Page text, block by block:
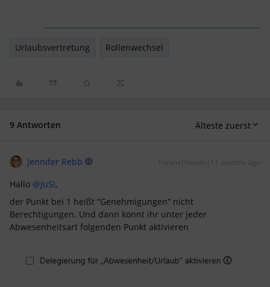
Urlaubsvertretung Rollenwechsel
9 Antworten Älteste zuerst
Jennifer Rebb Forum|Forum|11 months ago
Hallo ​ @JuSi,
der Punkt bei 1 heißt “Genehmigungen” nicht
Berechtigungen. Und dann könnt ihr unter jeder
Abwesenheitsart folgenden Punkt aktivieren